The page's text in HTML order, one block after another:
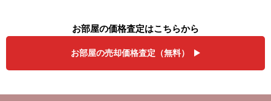
お部屋の価格査定はこちらから
お部屋の売却価格査定（無料）